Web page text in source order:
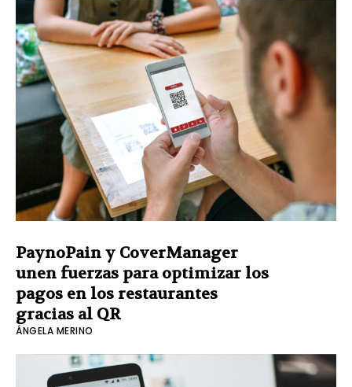
PaynoPain y CoverManager
unen fuerzas para optimizar los
pagos en los restaurantes
gracias al QR
ÁNGELA MERINO